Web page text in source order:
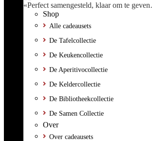
«Perfect samengesteld, klaar om te
Shop
Alle cadeausets
De Tafelcollectie
De Keukencollectie
De Aperitivocollectie
De Keldercollectie
De Bibliotheekcollectie
De Samen Collectie
Over
Over cadeausets